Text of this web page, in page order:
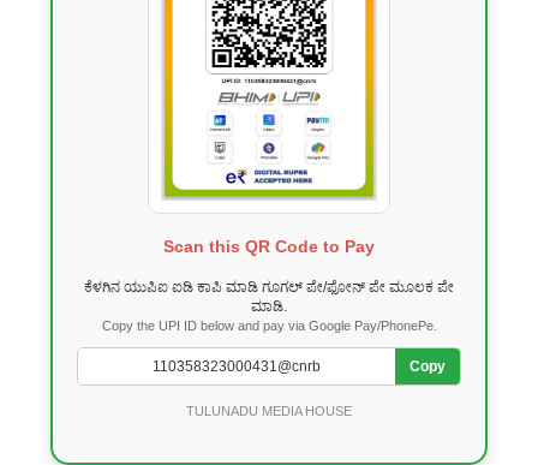
Scan this QR Code to Pay
ಕೆಳಗಿನ ಯುಪಿಐ ಐಡಿ ಕಾಪಿ ಮಾಡಿ ಗೂಗಲ್ ಪೇ/ಫೋನ್ ಪೇ ಮೂಲಕ ಪೇ
ಮಾಡಿ.
Copy the UPI ID below and pay via Google Pay/PhonePe.
Copy
TULUNADU MEDIA HOUSE